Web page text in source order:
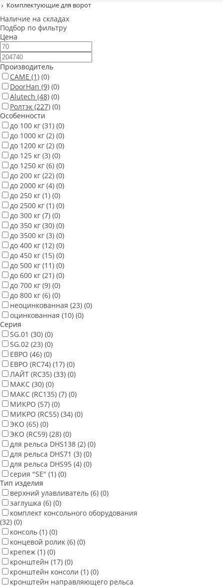
Комплектующие для ворот
Наличие на складах
Подбор по фильтру
Цена
Производитель
CAME (1) (0)
DoorHan (9) (0)
Alutech (48) (0)
Ролтэк (227) (0)
Особенности
до 100 кг (31) (0)
до 1000 кг (2) (0)
до 1200 кг (2) (0)
до 125 кг (3) (0)
до 1250 кг (6) (0)
до 200 кг (22) (0)
до 2000 кг (4) (0)
до 250 кг (1) (0)
до 2500 кг (1) (0)
до 300 кг (7) (0)
до 350 кг (30) (0)
до 3500 кг (3) (0)
до 400 кг (12) (0)
до 450 кг (15) (0)
до 500 кг (11) (0)
до 600 кг (21) (0)
до 700 кг (9) (0)
до 800 кг (6) (0)
неоцинкованная (23) (0)
оцинкованная (10) (0)
Серия
SG.01 (30) (0)
SG.02 (23) (0)
ЕВРО (46) (0)
ЕВРО (RC74) (17) (0)
ЛАЙТ (RC35) (33) (0)
МАКС (30) (0)
МАКС (RC135) (7) (0)
МИКРО (57) (0)
МИКРО (RC55) (34) (0)
ЭКО (65) (0)
ЭКО (RC59) (28) (0)
для рельса DHS138 (2) (0)
для рельса DHS71 (3) (0)
для рельса DHS95 (4) (0)
серия "SE" (1) (0)
Тип изделия
верхний улавливатель (6) (0)
заглушка (6) (0)
комплект консольного оборудования
(32) (0)
консоль (1) (0)
концевой ролик (6) (0)
крепеж (1) (0)
кронштейн (17) (0)
кронштейн консоли (1) (0)
кронштейн направляющего рельса